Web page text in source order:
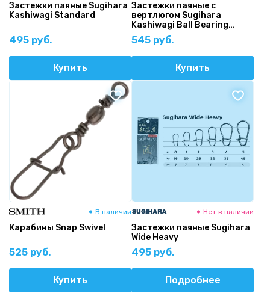
Застежки паяные Sugihara
Kashiwagi Standard
495 руб.
Купить
Застежки паяные с
вертлюгом Sugihara
Kashiwagi Ball Bearing
Swivel Heavy
545 руб.
Купить
В наличии
Карабины Snap Swivel
525 руб.
Купить
Нет в наличии
Застежки паяные Sugihara
Wide Heavy
495 руб.
Подробнее